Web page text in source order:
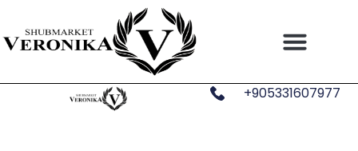
содержимому
+905331607977